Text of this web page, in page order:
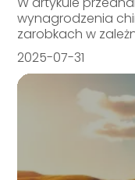
wynagrodzenia
zarobkach w
2025-07-31